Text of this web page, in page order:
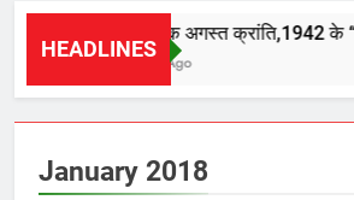
HEADLINES
इतिहासिक अगस्त क्रांति,1942 के
2 Hours Ago
January 2018
WHAT IS HOT